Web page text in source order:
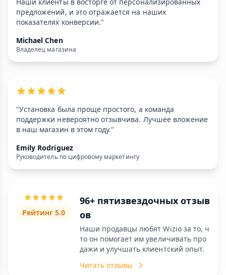
предложений, и это отражается на наших
показателях конверсии."
Michael Chen
Владелец магазина
"Установка была проще простого, а команда
поддержки невероятно отзывчива. Лучшее вложение
в наш магазин в этом году."
Emily Rodriguez
Руководитель по цифровому маркетингу
Рейтинг 5.0
96+ пятизвездочных отзыв
ов
Наши продавцы любят Wizio за то, ч
то он помогает им увеличивать про
дажи и улучшать клиентский опыт.
Читать отзывы